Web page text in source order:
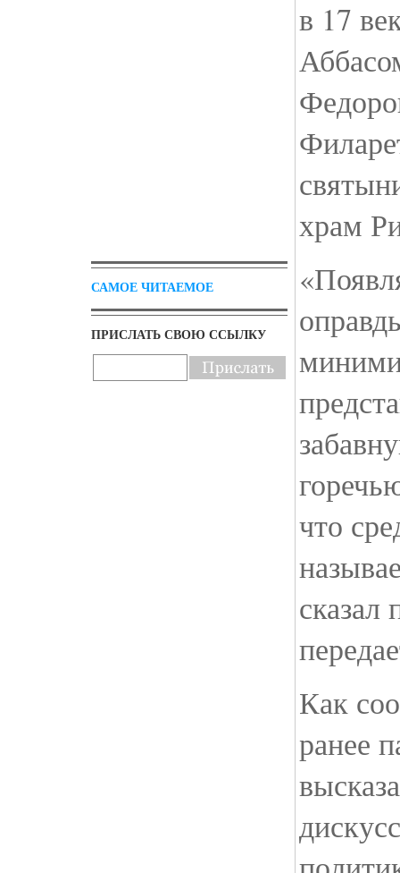
САМОЕ ЧИТАЕМОЕ
ПРИСЛАТЬ СВОЮ ССЫЛКУ
в 17
храм
что
сказал
Как
ранее